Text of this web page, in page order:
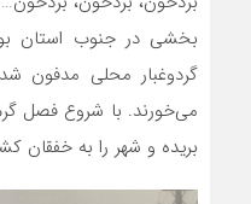
بخشی در جنوب استان
گردوغبار محلی
می‌خورند. با شروع فصل
بریده و شهر را به خفقان